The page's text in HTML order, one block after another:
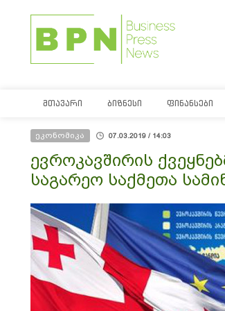
ᲛᲗᲐᲕᲐᲠᲘ ᲑᲘᲖᲜᲔᲡᲘ ᲤᲘᲜᲐᲜᲡᲔᲑᲘ
ეკონომიკა 07.03.2019 / 14:03
ევროკავშირის
საგარეო საქმეთა